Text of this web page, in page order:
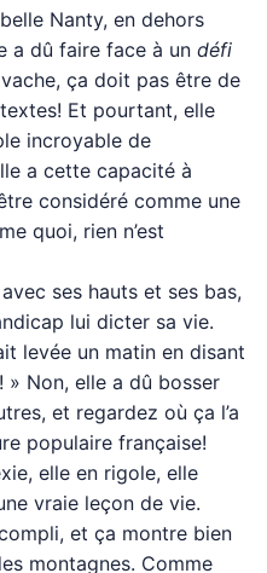
Nanty, en dehors
a dû faire face à un défi
ça doit pas être de
Et pourtant, elle
incroyable de
a cette capacité à
considéré comme une
quoi, rien n’est
ses hauts et ses bas,
lui dicter sa vie.
levée un matin en disant
» Non, elle a dû bosser
et regardez où ça l’a
populaire française!
elle en rigole, elle
vraie leçon de vie.
et ça montre bien
montagnes. Comme